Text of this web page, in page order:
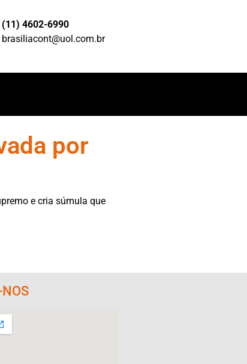
(11) 4602-6990
brasiliacont@uol.com.br
por
e cria súmula que